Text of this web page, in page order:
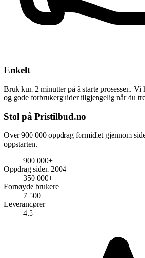
Enkelt
Bruk kun 2 minutter på å starte prosessen. Vi
og gode forbrukerguider tilgjengelig når du
Stol på Pristilbud.no
Over 900 000 oppdrag formidlet gjennom
oppstarten.
900 000+
Oppdrag siden 2004
350 000+
Fornøyde brukere
7 500
Leverandører
4.3